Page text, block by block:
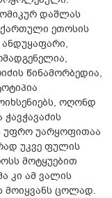
დაშლას
ეთოსის
წინამორბედია,
ოღონდ
უფრო უარყოფითაა
უკვე ფულის
მოტყუებით
კი ამ ვალის
მოიყვანს ცოლად.